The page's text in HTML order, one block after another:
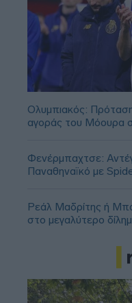
Ολυμπιακός: Πρόταση
αγοράς του Μόουρα
Φενέρμπαχτσε:
Παναθηναϊκό με
Ρεάλ Μαδρίτης ή
στο μεγαλύτερο